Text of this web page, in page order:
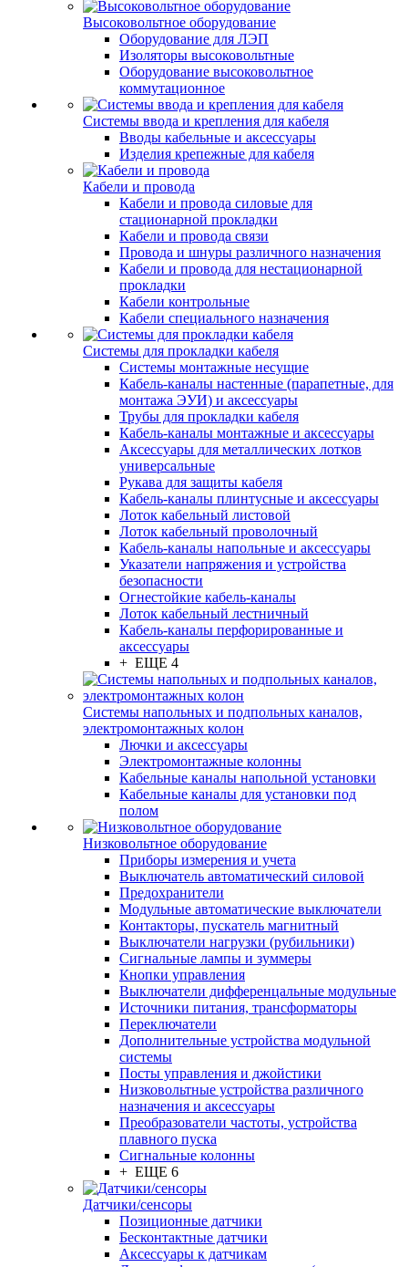
Высоковольтное оборудование
Оборудование для ЛЭП
Изоляторы высоковольтные
Оборудование высоковольтное
коммутационное
Системы ввода и крепления для кабеля
Вводы кабельные и аксессуары
Изделия крепежные для кабеля
Кабели и провода
Кабели и провода силовые для
стационарной прокладки
Кабели и провода связи
Провода и шнуры различного назначения
Кабели и провода для нестационарной
прокладки
Кабели контрольные
Кабели специального назначения
Системы для прокладки кабеля
Системы монтажные несущие
Кабель-каналы настенные (парапетные, для
монтажа ЭУИ) и аксессуары
Трубы для прокладки кабеля
Кабель-каналы монтажные и аксессуары
Аксессуары для металлических лотков
универсальные
Рукава для защиты кабеля
Кабель-каналы плинтусные и аксессуары
Лоток кабельный листовой
Лоток кабельный проволочный
Кабель-каналы напольные и аксессуары
Указатели напряжения и устройства
безопасности
Огнестойкие кабель-каналы
Лоток кабельный лестничный
Кабель-каналы перфорированные и
аксессуары
+ ЕЩЕ 4
Системы напольных и подпольных каналов,
электромонтажных колон
Лючки и аксессуары
Электромонтажные колонны
Кабельные каналы напольной установки
Кабельные каналы для установки под
полом
Низковольтное оборудование
Приборы измерения и учета
Выключатель автоматический силовой
Предохранители
Модульные автоматические выключатели
Контакторы, пускатель магнитный
Выключатели нагрузки (рубильники)
Сигнальные лампы и зуммеры
Кнопки управления
Выключатели дифференцальные модульные
Источники питания, трансформаторы
Переключатели
Дополнительные устройства модульной
системы
Посты управления и джойстики
Низковольтные устройства различного
назначения и аксессуары
Преобразователи частоты, устройства
плавного пуска
Сигнальные колонны
+ ЕЩЕ 6
Датчики/сенсоры
Позиционные датчики
Бесконтактные датчики
Аксессуары к датчикам